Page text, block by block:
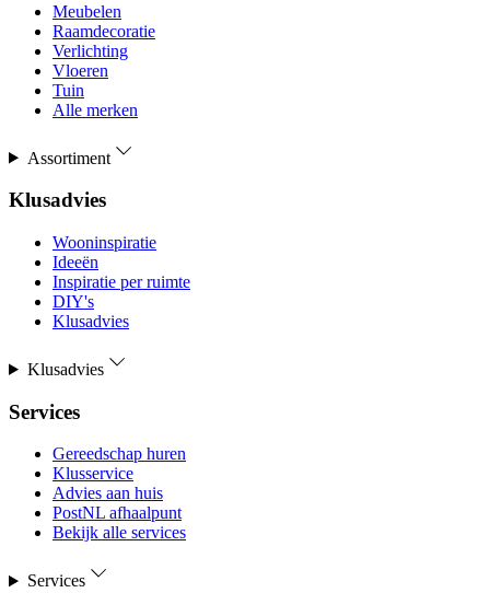
Meubelen
Raamdecoratie
Verlichting
Vloeren
Tuin
Alle merken
Assortiment
Klusadvies
Wooninspiratie
Ideeën
Inspiratie per ruimte
DIY's
Klusadvies
Klusadvies
Services
Gereedschap huren
Klusservice
Advies aan huis
PostNL afhaalpunt
Bekijk alle services
Services